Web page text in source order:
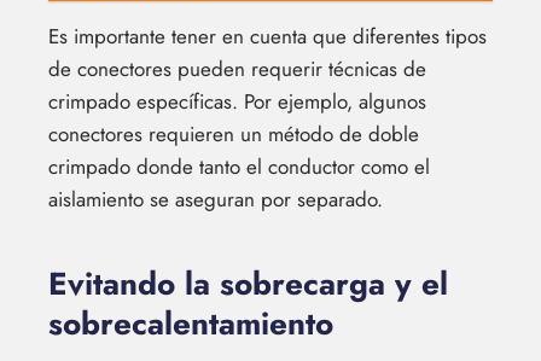
Es importante tener en cuenta que diferentes tipos
de conectores pueden requerir técnicas de
crimpado específicas. Por ejemplo, algunos
conectores requieren un método de doble
crimpado donde tanto el conductor como el
aislamiento se aseguran por separado.
Evitando la sobrecarga y el
sobrecalentamiento